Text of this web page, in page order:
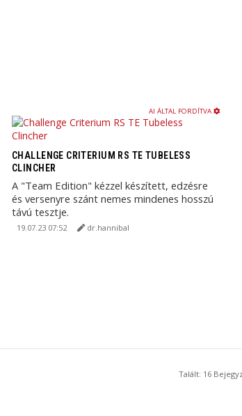
AI ÁLTAL FORDÍTVA
CHALLENGE CRITERIUM RS TE TUBELESS
CLINCHER
A "Team Edition" kézzel készített, edzésre
és versenyre szánt nemes mindenes hosszú
távú tesztje.
19.07.23 07:52 dr.hannibal
Talált: 16